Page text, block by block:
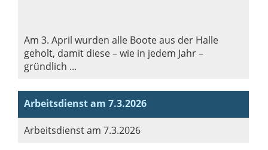
Am 3. April wurden alle Boote aus der Halle
geholt, damit diese – wie in jedem Jahr –
gründlich ...
Arbeitsdienst am 7.3.2026
Arbeitsdienst am 7.3.2026